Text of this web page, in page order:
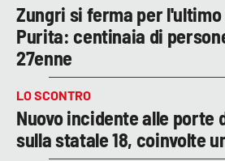
Zungri si ferma per
Purita: centinaia di
27enne
LO SCONTRO
Nuovo incidente alle porte
sulla statale 18, coinvolte